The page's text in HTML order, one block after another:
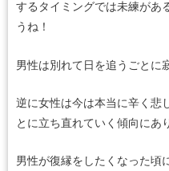
するタイミングでは未練があ
うね！
男性は別れて日を追うごとに
逆に女性は今は本当に辛く悲
とに立ち直れていく傾向にあ
男性が復縁をしたくなった頃